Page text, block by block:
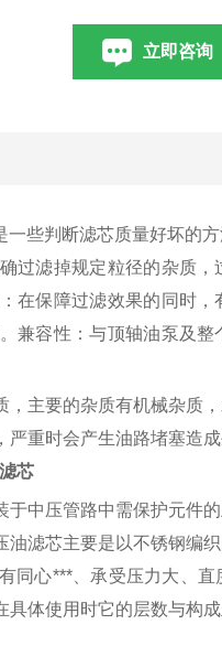
立即咨询
些判断滤芯质量好坏的
过滤掉规定粒径的杂质
在保障过滤效果的同时
兼容性：与顶轴油泵及
主要的杂质有机械杂质
重时会产生油路堵塞造
芯
中压管路中需保护元件
滤芯主要是以不锈钢编
同心***、承受压力大、
体使用时它的层数与构